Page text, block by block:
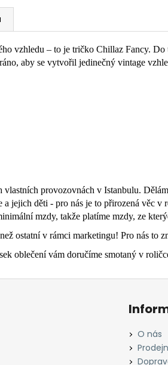
vzhledu – to je tričko Chillaz Fancy.
aby se vytvořil jedinečný vintage
provozovnách v Istanbulu.
a jejich děti - pro nás je to přirozená
mzdy, takže platíme mzdy, ze
ostatní v rámci marketingu! Pro nás to
oblečení vám doručíme smotaný v
O nás